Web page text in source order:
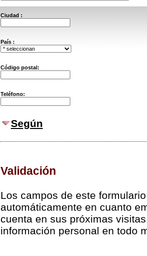
Ciudad :
País :
Código postal:
Teléfono:
Según
Validación
Los campos de este
automáticamente en cuanto
cuenta en sus próximas
información personal en todo